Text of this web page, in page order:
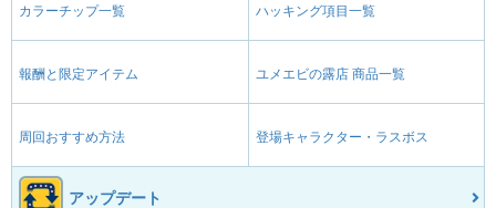
カラーチップ一覧 ハッキング項目一覧
報酬と限定アイテム ユメエビの露店 商品一覧
周回おすすめ方法 登場キャラクター・ラスボス
アップデート